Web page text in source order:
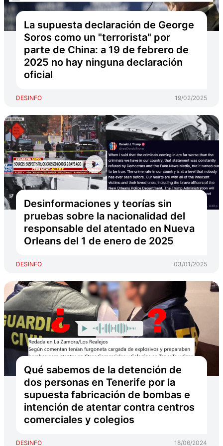
La supuesta declaración de George
Soros como un "terrorista" por
parte de China: a 19 de febrero de
2025 no hay ninguna declaración
oficial
DESINFO 19/02/2025
Desinformaciones y teorías sin
pruebas sobre la nacionalidad del
responsable del atentado en Nueva
Orleans del 1 de enero de 2025
DESINFO 03/01/2025
Qué sabemos de la detención de
dos personas en Tenerife por la
supuesta fabricación de bombas e
intención de atentar contra centros
comerciales y colegios
DESINFO 18/06/2024